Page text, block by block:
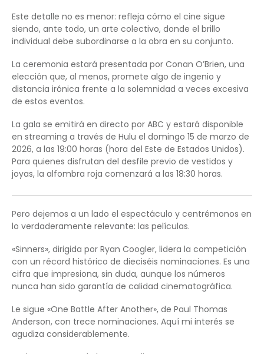
Este detalle no es menor: refleja cómo el cine sigue
siendo, ante todo, un arte colectivo, donde el brillo
individual debe subordinarse a la obra en su conjunto.
La ceremonia estará presentada por Conan O’Brien, una
elección que, al menos, promete algo de ingenio y
distancia irónica frente a la solemnidad a veces excesiva
de estos eventos.
La gala se emitirá en directo por ABC y estará disponible
en streaming a través de Hulu el domingo 15 de marzo de
2026, a las 19:00 horas (hora del Este de Estados Unidos).
Para quienes disfrutan del desfile previo de vestidos y
joyas, la alfombra roja comenzará a las 18:30 horas.
Pero dejemos a un lado el espectáculo y centrémonos en
lo verdaderamente relevante: las películas.
«Sinners», dirigida por Ryan Coogler, lidera la competición
con un récord histórico de dieciséis nominaciones. Es una
cifra que impresiona, sin duda, aunque los números
nunca han sido garantía de calidad cinematográfica.
Le sigue «One Battle After Another», de Paul Thomas
Anderson, con trece nominaciones. Aquí mi interés se
agudiza considerablemente.